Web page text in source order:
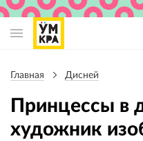
навигации
Главная Дисней
Принцессы в
художник